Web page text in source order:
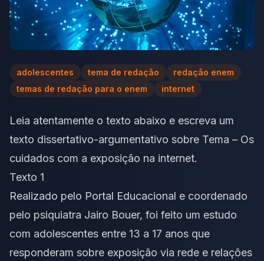
adolescentes tema de redação
redação enem
temas de redação para o enem
internet
Leia atentamente o texto abaixo e escreva um
texto dissertativo-argumentativo sobre Tema – Os
cuidados com a exposição na internet.
Texto 1
Realizado pelo Portal Educacional e coordenado
pelo psiquiatra Jairo Bouer, foi feito um estudo
com adolescentes entre 13 a 17 anos que
responderam sobre exposição via rede e relações